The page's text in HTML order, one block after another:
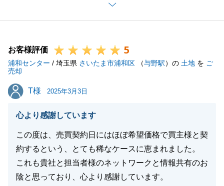
手間をおかけして申し訳ございませんでした。
今後はより密に関係各所との連携を取り、お客様がご
また何かご相談等お力になれることがございましたら
是非ご連絡を頂戴できれば幸いです。
ご家族皆様のご健康とご多幸をお祈り申し上げます。
お客様評価 5
浦和センター / 埼玉県 さいたま市浦和区 （与野駅）の 土地 を ご
売却
T様
T様 2025年3月3日
心より感謝しています
この度は、売買契約日にはほぼ希望価格で買主様と契
約するという、とても稀なケースに恵まれました。
これも貴社と担当者様のネットワークと情報共有のお
陰と思っており、心より感謝しています。